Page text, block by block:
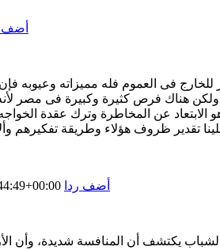
أضف
فى العموم فله مميزاته وعيوبه
هناك فرص كثيرة وكبيرة فى مصر
عن المخاطرة وترك عقدة
تقدير ظروف هؤلاء وطريقة تفكيرهم
أضف ردا
يكتشف أن المنافسة شديدة، وأن